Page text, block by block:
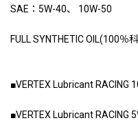
SAE：5W-40、 10W-50
FULL SYNTHETIC OIL(100％
■VERTEX Lubricant RACING
■VERTEX Lubricant